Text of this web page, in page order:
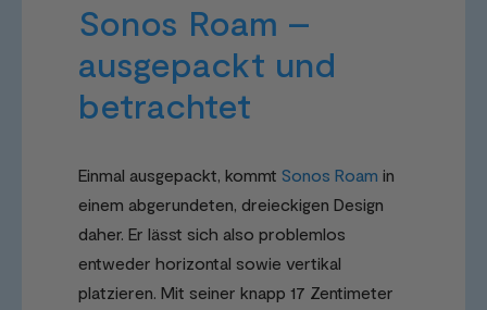
Sonos Roam –
ausgepackt und
betrachtet
Einmal ausgepackt, kommt Sonos Roam in
einem abgerundeten, dreieckigen Design
daher. Er lässt sich also problemlos
entweder horizontal sowie vertikal
platzieren. Mit seiner knapp 17 Zentimeter